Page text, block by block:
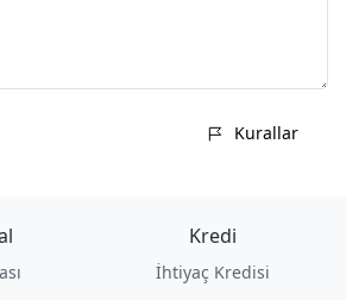
Kurallar
Kredi
İhtiyaç Kredisi